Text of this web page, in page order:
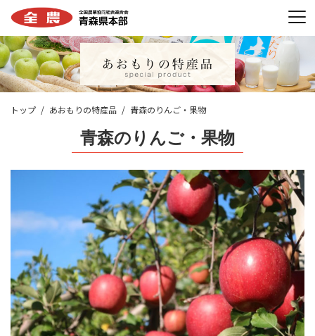
トップ あおもりの特産品 青森のりんご・果物
青森のりんご・果物